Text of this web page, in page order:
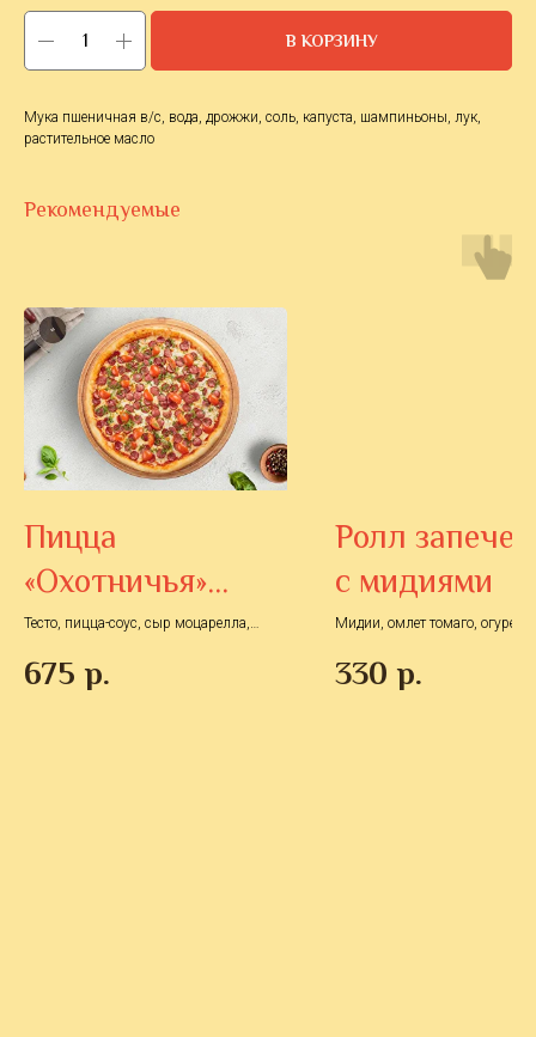
В КОРЗИНУ
Мука пшеничная в/с, вода, дрожжи, соль, капуста, шампиньоны, лук,
растительное масло
Рекомендуемые
Пицца
«Охотничья»
30см
Тесто, пицца-соус, сыр моцарелла,
кубиком, зелень, 570 г
675 р.
Ролл
с мидиями
Мидии, омлет томаго, огурец,
330 р.